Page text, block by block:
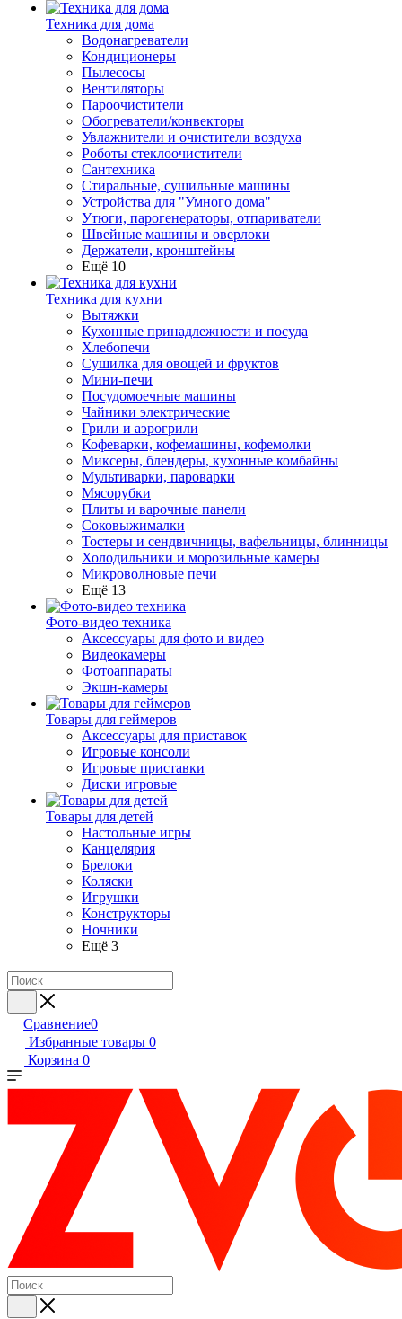
Техника для дома
Водонагреватели
Кондиционеры
Пылесосы
Вентиляторы
Пароочистители
Обогреватели/конвекторы
Увлажнители и очистители воздуха
Роботы стеклоочистители
Сантехника
Стиральные, сушильные машины
Устройства для "Умного дома"
Утюги, парогенераторы, отпариватели
Швейные машины и оверлоки
Держатели, кронштейны
Ещё 10
Техника для кухни
Вытяжки
Кухонные принадлежности и посуда
Хлебопечи
Сушилка для овощей и фруктов
Мини-печи
Посудомоечные машины
Чайники электрические
Грили и аэрогрили
Кофеварки, кофемашины, кофемолки
Миксеры, блендеры, кухонные комбайны
Мультиварки, пароварки
Мясорубки
Плиты и варочные панели
Соковыжималки
Тостеры и сендвичницы, вафельницы, блинницы
Холодильники и морозильные камеры
Микроволновые печи
Ещё 13
Фото-видео техника
Аксессуары для фото и видео
Видеокамеры
Фотоаппараты
Экшн-камеры
Товары для геймеров
Аксессуары для приставок
Игровые консоли
Игровые приставки
Диски игровые
Товары для детей
Настольные игры
Канцелярия
Брелоки
Коляски
Игрушки
Конструкторы
Ночники
Ещё 3
Сравнение0
Избранные товары 0
Корзина 0